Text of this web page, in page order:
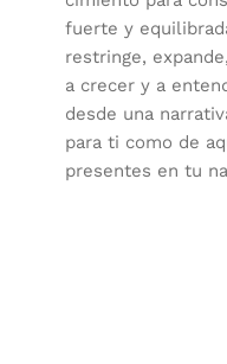
fuerte y
restringe,
a crecer y a
desde una
para ti como de
presentes en tu